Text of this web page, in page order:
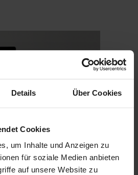
Details Über Cookies
Cookies
um Inhalte und Anzeigen zu
für soziale Medien anbieten
auf unsere Website zu